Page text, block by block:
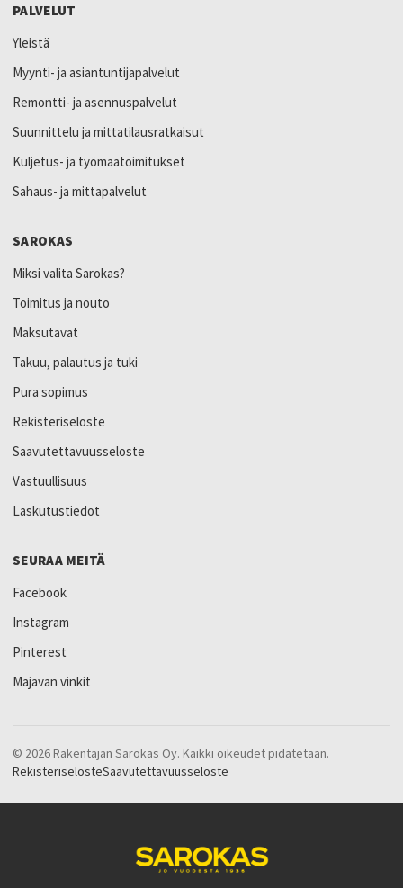
PALVELUT
Yleistä
Myynti- ja asiantuntijapalvelut
Remontti- ja asennuspalvelut
Suunnittelu ja mittatilausratkaisut
Kuljetus- ja työmaatoimitukset
Sahaus- ja mittapalvelut
SAROKAS
Miksi valita Sarokas?
Toimitus ja nouto
Maksutavat
Takuu, palautus ja tuki
Pura sopimus
Rekisteriseloste
Saavutettavuusseloste
Vastuullisuus
Laskutustiedot
SEURAA MEITÄ
Facebook
Instagram
Pinterest
Majavan vinkit
© 2026 Rakentajan Sarokas Oy. Kaikki oikeudet pidätetään.
RekisteriselosteSaavutettavuusseloste